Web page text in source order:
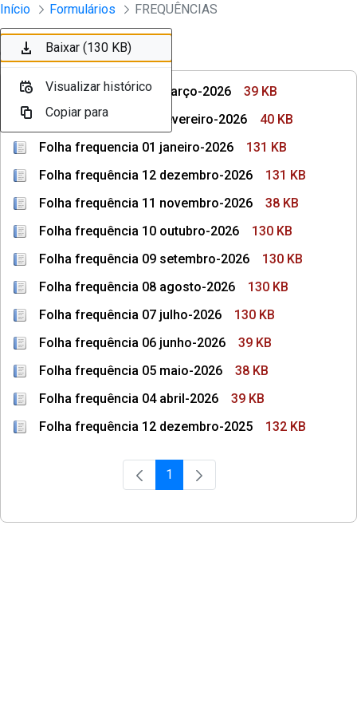
Pular para o Conteúdo principal
Divisão Minima - Escola Superior
Início Formulários FREQUÊNCIAS
Ordenar Filtro
Folha frequência 03 março-2026
39 KB
Folha frequência 02 fevereiro-2026
40 KB
Folha frequencia 01 janeiro-2026
131 KB
Folha frequência 12 dezembro-2026
131 KB
Folha frequência 11 novembro-2026
38 KB
Folha frequência 10 outubro-2026
130 KB
Folha frequência 09 setembro-2026
130 KB
Folha frequência 08 agosto-2026
130 KB
Folha frequência 07 julho-2026
130 KB
Folha frequência 06 junho-2026
39 KB
Folha frequência 05 maio-2026
38 KB
Folha frequência 04 abril-2026
39 KB
Folha frequência 12 dezembro-2025
132 KB
Página
1
Baixar (39 KB)
Visualizar histórico
Copiar para
Baixar (40 KB)
Visualizar histórico
Copiar para
Baixar (131 KB)
Visualizar histórico
Copiar para
Baixar (131 KB)
Visualizar histórico
Copiar para
Baixar (38 KB)
Visualizar histórico
Copiar para
Baixar (130 KB)
Visualizar histórico
Copiar para
Baixar (130 KB)
Visualizar histórico
Copiar para